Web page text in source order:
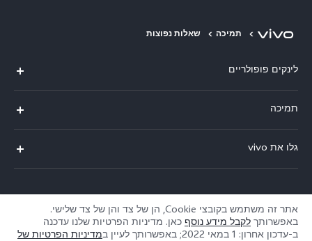
תמיכה שאלות נפוצות
לינקים פופולריים
Y36
Y76 5G
Y21
תמיכה
עדכון מערכת
תקנון שירות
הצהרת הפרטיות לשירות הלקוחות
גלו את vivo
אודותינו
קיימא
service@il.vivo.com
אתר זה משתמש בקובצי Cookie, הן של צד והן של צד שלישי.
באפשרותךלקבל מידע נוסףכאן. מדיניות הפרטיות שלנו עדכנה
ב-עדכון אחרון: 1 במאי 2022 ; באפשרותך לעיין במדיניות הפרטיות של